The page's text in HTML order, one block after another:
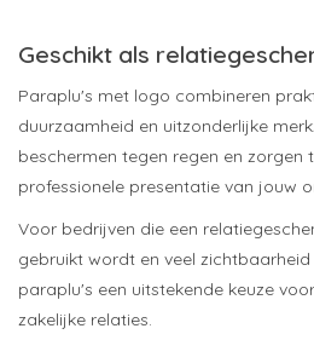
Geschikt als
Paraplu's met logo combineren
duurzaamheid en uitzonderlijke
beschermen tegen regen en zorgen
professionele presentatie van jouw
Voor bedrijven die een
gebruikt wordt en veel
paraplu's een uitstekende keuze
zakelijke relaties.